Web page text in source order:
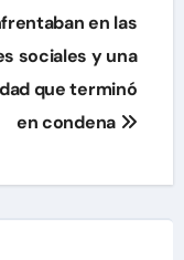
en las
sociales y una
que terminó
en condena